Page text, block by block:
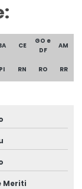
CE
GO e
DF
AM
PI RN RO RR
Meriti